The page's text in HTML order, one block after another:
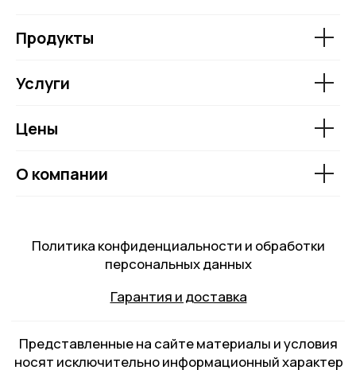
Продукты
Услуги
Цены
О компании